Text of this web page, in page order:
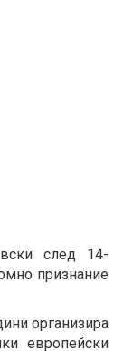
след 14-
признание
организира
европейски